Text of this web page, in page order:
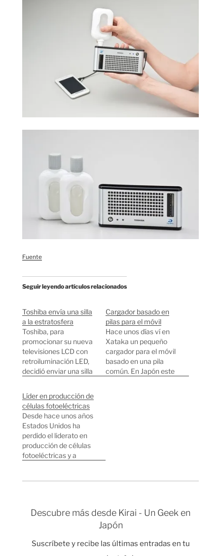
Fuente
Seguir leyendo artículos relacionados
Toshiba envía una silla
a la estratosfera
Toshiba, para
promocionar su nueva
televisiones LCD con
retroiluminación LED,
decidió enviar una silla
hasta una altura de 30
km después de una
hora y media de viaje
en globo antes de que
se rompiera. El vídeo
fue grabado a
1920x1080…
Cargador basado en
pilas para el móvil
Hace unos días ví en
Xataka un pequeño
cargador para el móvil
basado en una pila
común. En Japón este
Líder en producción de
células fotoeléctricas
Desde hace unos años
Estados Unidos ha
perdido el liderato en
producción de células
fotoeléctricas y a
construcción de
el líder era Estados…
Descubre más desde Kirai - Un Geek en
Japón
Suscríbete y recibe las últimas entradas en tu